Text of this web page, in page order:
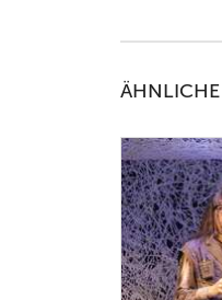
ÄHNLICHE